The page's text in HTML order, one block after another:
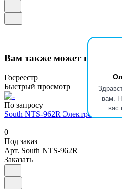
вам.
вас
Вам также может
Госреестр
Быстрый просмотр
По запросу
South NTS-962R Электронный
0
Под заказ
Арт. South NTS-962R
Заказать